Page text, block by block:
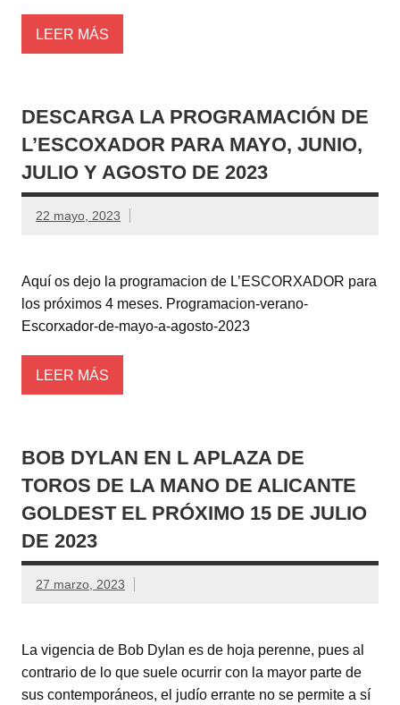
LEER MÁS
DESCARGA LA PROGRAMACIÓN DE
L’ESCOXADOR PARA MAYO, JUNIO,
JULIO Y AGOSTO DE 2023
22 mayo, 2023
Aquí os dejo la programacion de L’ESCORXADOR para
los próximos 4 meses. Programacion-verano-
Escorxador-de-mayo-a-agosto-2023
LEER MÁS
BOB DYLAN EN L APLAZA DE
TOROS DE LA MANO DE ALICANTE
GOLDEST EL PRÓXIMO 15 DE JULIO
DE 2023
27 marzo, 2023
La vigencia de Bob Dylan es de hoja perenne, pues al
contrario de lo que suele ocurrir con la mayor parte de
sus contemporáneos, el judío errante no se permite a sí